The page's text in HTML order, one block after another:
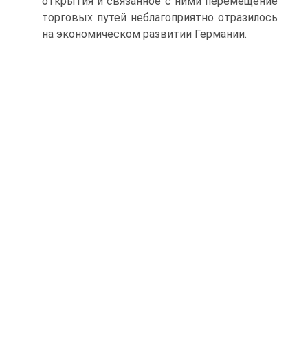
торговых путей неблагоприятно отразилось
на экономическом развитии Германии.